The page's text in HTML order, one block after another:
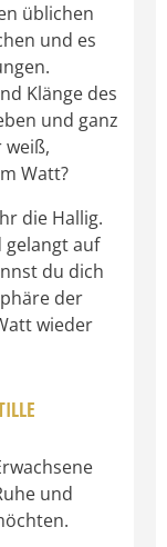
üblichen
und es
Klänge des
und ganz
weiß,
Watt?
die Hallig.
gelangt auf
du dich
der
wieder
und